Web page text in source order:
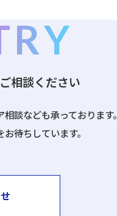
相談ください
談なども承っております。
待ちしています。